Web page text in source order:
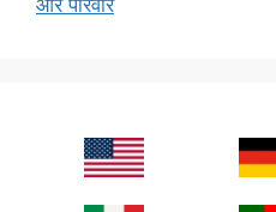
और परिवार